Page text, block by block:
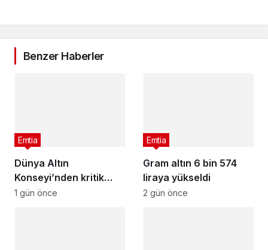
Benzer Haberler
Dünya Altın
Konseyi’nden kritik
rapor
Emtia
1 gün önce
Gram altın 6 bin 574
liraya yükseldi
Emtia
2 gün önce